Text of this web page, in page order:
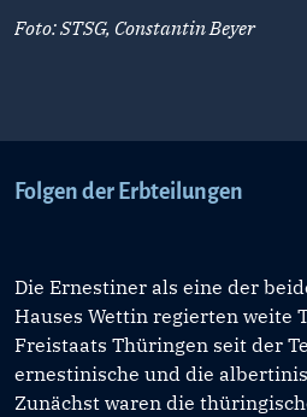
Foto: STSG, Constantin Beyer
Folgen der Erbteilungen
Die Ernestiner als eine der
Hauses Wettin regierten weite
Freistaats Thüringen seit der
ernestinische und die
Zunächst waren die